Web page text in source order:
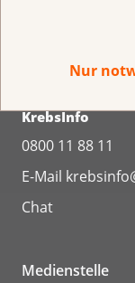
Nur
KrebsInfo
0800 11 88 11
E-Mail
Chat
Medienstelle